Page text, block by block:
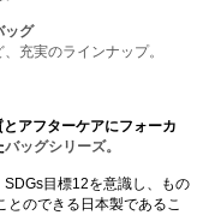
ッグ
充実のラインナップ。
アフターケアにフォーカ
バッグシリーズ。
目標12を意識し、もの
とのできる日本製であるこ